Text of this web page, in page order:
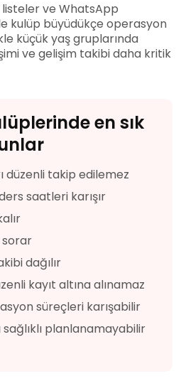
listeler ve WhatsApp
kulüp büyüdükçe operasyon
küçük yaş gruplarında
ve gelişim takibi daha kritik
en sık
düzenli takip edilemez
saatleri karışır
sorar
dağılır
kayıt altına alınamaz
süreçleri karışabilir
planlanamayabilir